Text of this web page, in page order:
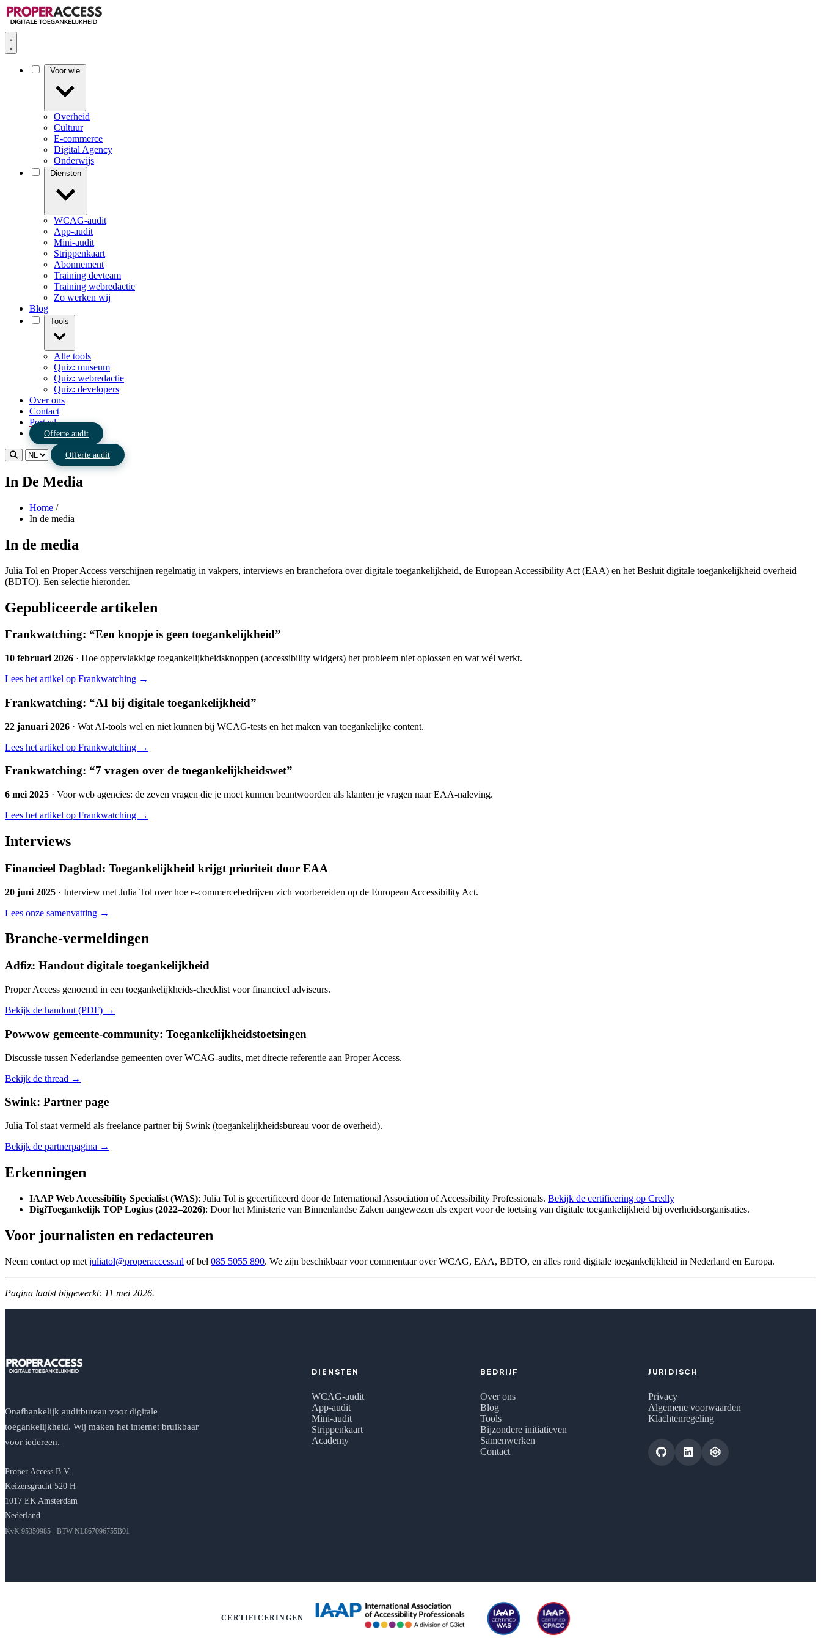
Overheid
Cultuur
E-commerce
Digital Agency
Onderwijs
WCAG-audit
App-audit
Mini-audit
Strippenkaart
Abonnement
Training devteam
Training webredactie
Zo werken wij
Blog
Alle tools
Quiz: museum
Quiz: webredactie
Quiz: developers
Over ons
Contact
Portaal
Offerte audit
Offerte audit
In De Media
Home /
In de media
In de media
Julia Tol en Proper Access verschijnen regelmatig in vakpers, interviews en branchefora over digitale toegankelijkheid, de European Accessibility Act (EAA) en het Besluit digitale toegankelijkheid overheid
(BDTO). Een selectie hieronder.
Gepubliceerde artikelen
Frankwatching: “Een knopje is geen toegankelijkheid”
10 februari 2026 · Hoe oppervlakkige toegankelijkheidsknoppen (accessibility widgets) het probleem niet oplossen en wat wél werkt.
Lees het artikel op Frankwatching →
Frankwatching: “AI bij digitale toegankelijkheid”
22 januari 2026 · Wat AI-tools wel en niet kunnen bij WCAG-tests en het maken van toegankelijke content.
Lees het artikel op Frankwatching →
Frankwatching: “7 vragen over de toegankelijkheidswet”
6 mei 2025 · Voor web agencies: de zeven vragen die je moet kunnen beantwoorden als klanten je vragen naar EAA-naleving.
Lees het artikel op Frankwatching →
Interviews
Financieel Dagblad: Toegankelijkheid krijgt prioriteit door EAA
20 juni 2025 · Interview met Julia Tol over hoe e-commercebedrijven zich voorbereiden op de European Accessibility Act.
Lees onze samenvatting →
Branche-vermeldingen
Adfiz: Handout digitale toegankelijkheid
Proper Access genoemd in een toegankelijkheids-checklist voor financieel adviseurs.
Bekijk de handout (PDF) →
Powwow gemeente-community: Toegankelijkheidstoetsingen
Discussie tussen Nederlandse gemeenten over WCAG-audits, met directe referentie aan Proper Access.
Bekijk de thread →
Swink: Partner page
Julia Tol staat vermeld als freelance partner bij Swink (toegankelijkheidsbureau voor de overheid).
Bekijk de partnerpagina →
Erkenningen
IAAP Web Accessibility Specialist (WAS): Julia Tol is gecertificeerd door de International Association of Accessibility Professionals. Bekijk de certificering op Credly
DigiToegankelijk TOP Logius (2022–2026): Door het Ministerie van Binnenlandse Zaken aangewezen als expert voor de toetsing van digitale toegankelijkheid bij overheidsorganisaties.
Voor journalisten en redacteuren
Neem contact op met juliatol@properaccess.nl of bel 085 5055 890. We zijn beschikbaar voor commentaar over WCAG, EAA, BDTO, en alles rond digitale toegankelijkheid in Nederland en Europa.
Pagina laatst bijgewerkt: 11 mei 2026.
Onafhankelijk auditbureau voor digitale
toegankelijkheid. Wij maken het internet bruikbaar
voor iedereen.
Proper Access B.V.
Keizersgracht 520 H
1017 EK Amsterdam
Nederland
KvK 95350985 · BTW NL867096755B01
DIENSTEN
WCAG-audit
App-audit
Mini-audit
Strippenkaart
Academy
BEDRIJF
Over ons
Blog
Tools
Bijzondere initiatieven
Samenwerken
Contact
JURIDISCH
Privacy
Algemene voorwaarden
Klachtenregeling
CERTIFICERINGEN